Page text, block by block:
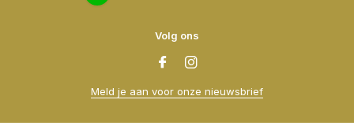
Volg ons
Meld je aan voor onze nieuwsbrief